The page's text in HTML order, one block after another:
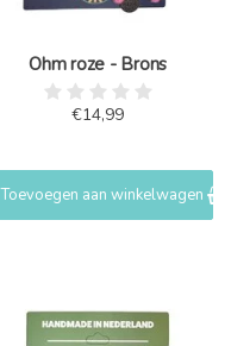
Ohm roze - Brons
€14,99
Toevoegen aan winkelwagen